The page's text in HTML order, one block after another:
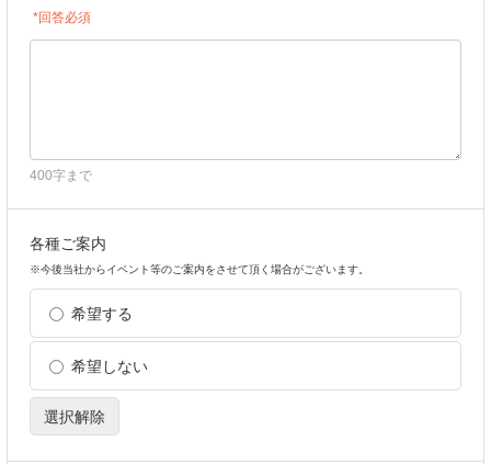
*回答必須
400字まで
各種ご案内
※今後当社からイベント等のご案内をさせて頂く場合がございます。
希望する
希望しない
選択解除